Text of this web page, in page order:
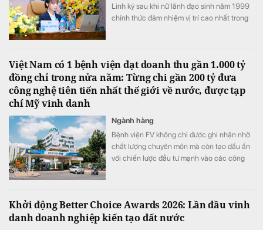
Linh ký sau khi nữ lãnh đạo sinh năm 1999
chính thức đảm nhiệm vị trí cao nhất trong
Việt Nam có 1 bệnh viện đạt doanh thu gần 1.000 tỷ
đồng chỉ trong nửa năm: Từng chi gần 200 tỷ đưa
công nghệ tiên tiến nhất thế giới về nước, được tạp
chí Mỹ vinh danh
Ngành hàng
Bệnh viện FV không chỉ được ghi nhận nhờ
chất lượng chuyên môn mà còn tạo dấu ấn
với chiến lược đầu tư mạnh vào các công
Khởi động Better Choice Awards 2026: Lần đầu vinh
danh doanh nghiệp kiến tạo đất nước